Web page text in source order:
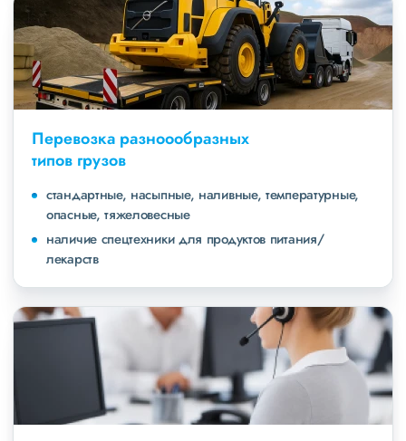
Перевозка разноообразных
типов грузов
стандартные, насыпные, наливные, температурные,
опасные, тяжеловесные
наличие спецтехники для продуктов питания/
лекарств